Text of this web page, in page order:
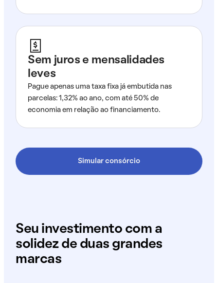
Sem juros e mensalidades
leves
Pague apenas uma taxa fixa já embutida nas
parcelas: 1,32% ao ano, com até 50% de
economia em relação ao financiamento.
Simular consórcio
Seu investimento com a
solidez de duas grandes
marcas